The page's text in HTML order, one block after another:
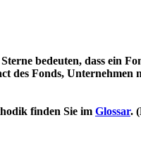
bedeuten, dass ein
des Fonds, Unternehmen
finden Sie im Glossar.